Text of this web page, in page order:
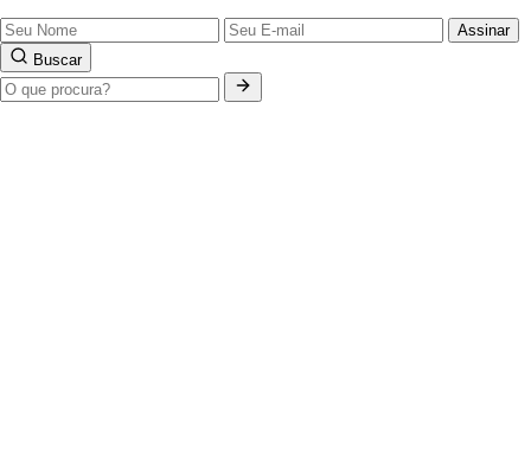
Assinar
Buscar